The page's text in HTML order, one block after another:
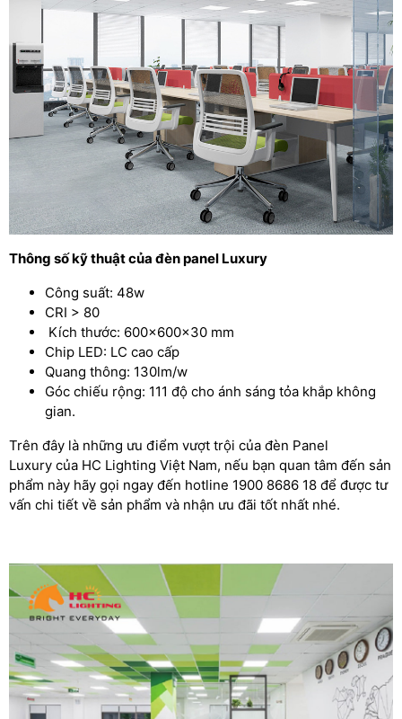
Thông số kỹ thuật của đèn panel Luxury
Công suất: 48w
CRI > 80
Kích thước: 600x600x30 mm
Chip LED: LC cao cấp
Quang thông: 130lm/w
Góc chiếu rộng: 111 độ cho ánh sáng tỏa khắp không
gian.
Trên đây là những ưu điểm vượt trội của đèn Panel
Luxury của HC Lighting Việt Nam, nếu bạn quan tâm đến sản
phẩm này hãy gọi ngay đến hotline 1900 8686 18 để được tư
vấn chi tiết về sản phẩm và nhận ưu đãi tốt nhất nhé.